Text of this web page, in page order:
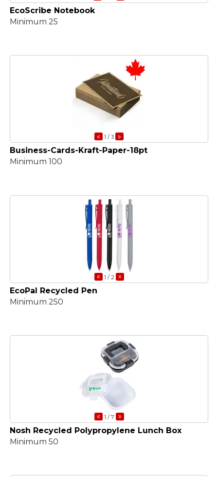
EcoScribe Notebook
Minimum 25
« 1 / 3 »
Business-Cards-Kraft-Paper-18pt
Minimum 100
« 1 / 2 »
EcoPal Recycled Pen
Minimum 250
« 1 / 7 »
Nosh Recycled Polypropylene Lunch Box
Minimum 50